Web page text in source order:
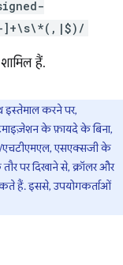
]+\s\*(,|$)/
हैं.
इस्तेमाल करने पर,
के फ़ायदे के बिना,
एचटीएमएल, एसएक्सजी के
पर दिखाने से, क्रॉलर और
हैं. इससे, उपयोगकर्ताओं